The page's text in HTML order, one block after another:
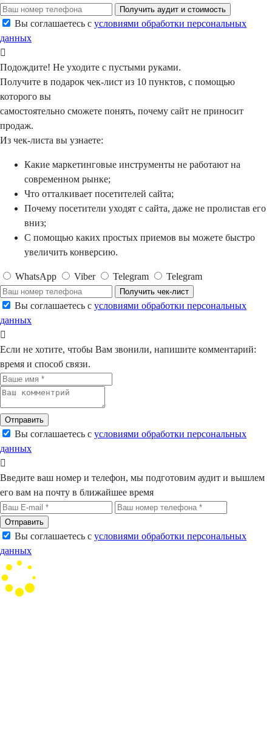
Получить аудит и стоимость
Вы соглашаетесь с условиями обработки персональных
данных
Подождите! Не уходите с пустыми руками.
Получите в подарок чек-лист из 10 пунктов, с помощью
которого вы
самостоятельно сможете понять, почему сайт не приносит
продаж.
Из чек-листа вы узнаете:
Какие маркетинговые инструменты не работают на
современном рынке;
Что отталкивает посетителей сайта;
Почему посетители уходят с сайта, даже не пролистав его
вниз;
С помощью каких простых приемов вы можете быстро
увеличить конверсию.
WhatsApp Viber Telegram Telegram
Получить чек-лист
Вы соглашаетесь с условиями обработки персональных
данных
Если не хотите, чтобы Вам звонили, напишите комментарий:
время и способ связи.
Отправить
Вы соглашаетесь с условиями обработки персональных
данных
Введите ваш номер и телефон, мы подготовим аудит и вышлем
его вам на почту в ближайшее время
Отправить
Вы соглашаетесь с условиями обработки персональных
данных